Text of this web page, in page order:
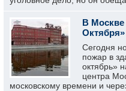
В Москве
Октября»
Сегодня
пожар в
октябрь»
центра
московскому времени и